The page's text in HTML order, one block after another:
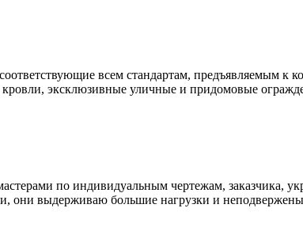
всем стандартам, предъявляемым к
эксклюзивные уличные и придомовые
по индивидуальным чертежам, заказчика,
они выдерживаю большие нагрузки и